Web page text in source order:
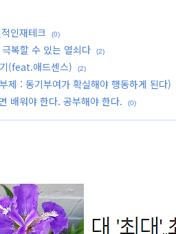
인재테크
(0)
복할 수 있는 열쇠다 (2)
(feat.애드센스) (2)
제 : 동기부여가 확실해야 행동하게 된다)
배워야 한다. 공부해야 한다. (0)